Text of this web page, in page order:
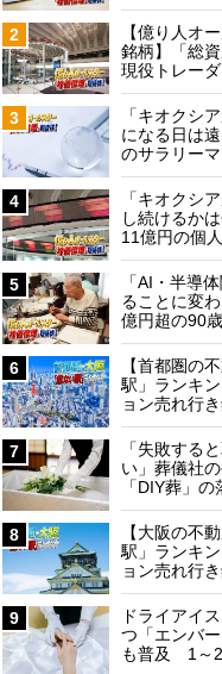
2
【億り人オ
銘柄】「総
現役トレー
3
「キオクシ
になる日は
のサラリー
4
「キオクシ
し続けるか
11億円の個
5
「AI・半導
ることに変
億円超の90
6
【首都圏の
駅」ランキ
ョン売れ行
7
「失敗する
い」葬儀社
「DIY葬」
に…
8
【大阪の不
駅」ランキ
ョン売れ行
9
ドライアイ
つ「エンバ
も普及 1～